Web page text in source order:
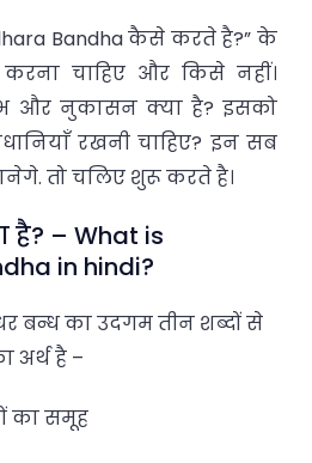
Bandha कैसे करते है?” के
चाहिए और किसे नहीं।
और नुकासन क्या है? इसको
रखनी चाहिए? इन सब
तो चलिए शुरू करते है।
है? – What is
in hindi?
बन्ध का उदगम तीन शब्दों से
अर्थ है –
का समूह